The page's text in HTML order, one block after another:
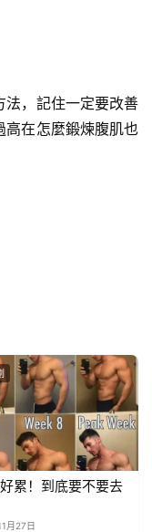
法，記住一定要改善
高在怎麼鍛煉腹肌也
累！到底要不要去
月27日